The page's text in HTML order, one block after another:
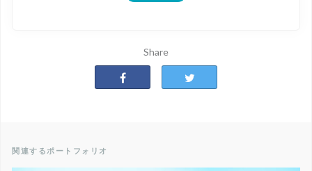
Share
関連するポートフォリオ